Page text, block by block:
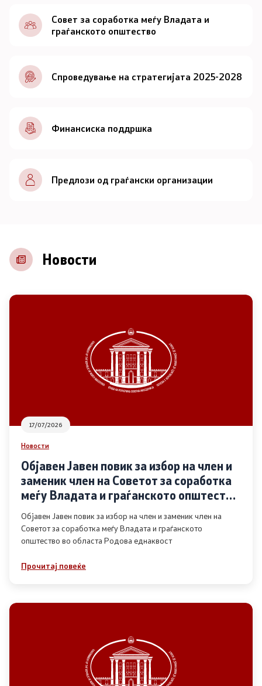
Документи
Совет
За советот
Документи
Записници и дневни редови од седниците на
Советот
Контакт
Основање на здружение
Дијалог меѓу Владата и граѓанскиот сектор
Отворени денови за иницијативи на граѓанските
организации
Финансиска поддршка
Совет за соработка меѓу Владата и
граѓанското општество
Спроведување на стратегијата 2025-2028
Финансиска поддршка
Предлози од граѓански организации
Новости
17/07/2026
Новости
Објавен Јавен повик за избор на член и
заменик член на Советот за соработка
меѓу Владата и граѓанското општество
во областа Родова еднаквост
Објавен Јавен повик за избор на член и заменик член на
Советот за соработка меѓу Владата и граѓанското
општество во областа Родова еднаквост
Прочитај повеќе